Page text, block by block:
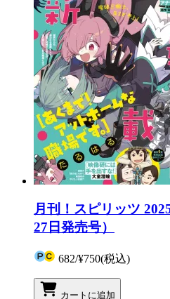
月刊！スピリッツ
27日発売号）
682/¥750(税込)
カートに追加